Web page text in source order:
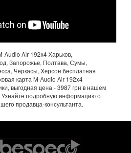
Audio Air 192x4 Харьков,
Запорожье, Полтава, Сумы,
Черкасы, Херсон бесплатная
карта M-Audio Air 192x4
выгодная цена - 3987 грн в нашем
Узнайте подробную информацию о
продавца-консультанта.